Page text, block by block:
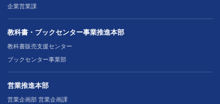
企業営業課
教科書・ブックセンター事業推進本部
教科書販売支援センター
ブックセンター事業部
営業推進本部
営業企画部 営業企画課